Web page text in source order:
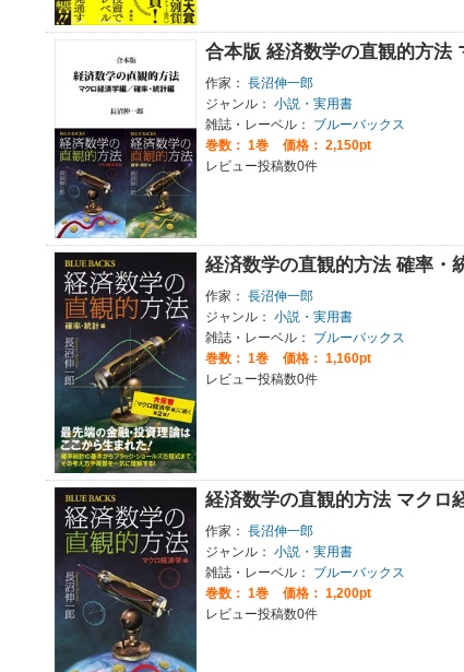
合本版 経済数学の直観的方法
作家： 長沼伸一郎
ジャンル： 小説・実用書
雑誌・レーベル：
ブルーバックス
巻数： 1巻
価格： 2,150pt
レビュー投稿数0件
経済数学の直観的方法 確率・
作家： 長沼伸一郎
ジャンル： 小説・実用書
雑誌・レーベル：
ブルーバックス
巻数： 1巻
価格： 1,160pt
レビュー投稿数0件
経済数学の直観的方法 マクロ
作家： 長沼伸一郎
ジャンル： 小説・実用書
雑誌・レーベル：
ブルーバックス
巻数： 1巻
価格： 1,200pt
レビュー投稿数0件